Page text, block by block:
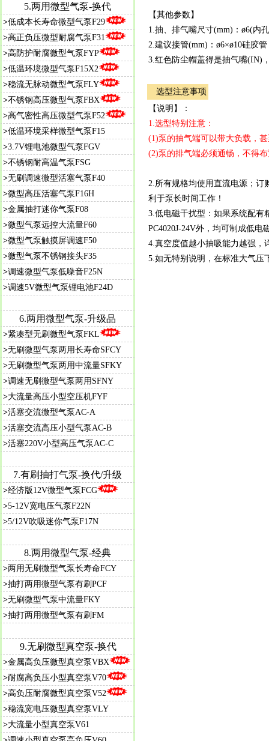
【其他参数】
1.抽、排气嘴尺寸(mm)：ø6(内
2.建议接管(mm)：ø6×ø10硅胶
3.红色防尘帽盖得是抽气嘴(IN)
选型注意事项
【说明】：
1.选型特别注意：
(1)泵的抽气端可以带大负载，
(2)泵的排气端必须通畅，不得
2.所有规格均使用直流电源；订
利于泵长时间工作！
3. 低电磁干扰型：如果系统配有
PC4020J-24V外，均可制成低
4.真空度值越小抽吸能力越强，
5.如无特别说明，在标准大气压
5.两用微型气泵-换代
>低成本长寿命微型气泵F29
>高正负压微型耐腐气泵F31
>高防护耐腐微型气泵FYP
>低温环境微型气泵F15X2
>稳流无脉动微型气泵FLY
>不锈钢高压微型气泵FBX
>高气密性高压微型气泵F52
>低温环境采样微型气泵F15
>3.7V锂电池微型气泵FGV
>不锈钢耐高温气泵FSG
>无刷调速微型活塞气泵F40
>微型高压活塞气泵F16H
>金属抽打迷你气泵F08
>微型气泵远控大流量F60
>微型气泵触摸屏调速F50
>微型气泵不锈钢接头F35
>调速微型气泵低噪音F25N
>调速5V微型气泵锂电池F24D
6.两用微型气泵-升级品
>紧凑型无刷微型气泵FKL
>无刷微型气泵两用长寿命SFCY
>无刷微型气泵两用中流量SFKY
>调速无刷微型气泵两用SFNY
>大流量高压小型空压机FYF
>活塞交流微型气泵AC-A
>活塞交流高压小型气泵AC-B
>活塞220V小型高压气泵AC-C
7.有刷抽打气泵-换代/升级
>经济版12V微型气泵FCG
>5-12V宽电压气泵F22N
>5/12V吹吸迷你气泵F17N
8.两用微型气泵-经典
>两用无刷微型气泵长寿命FCY
>抽打两用微型气泵有刷PCF
>无刷微型气泵中流量FKY
>抽打两用微型气泵有刷FM
9.无刷微型真空泵-换代
>金属高负压微型真空泵VBX
>耐腐高负压小型真空泵V70
>高负压耐腐微型真空泵V52
>稳流宽电压微型真空泵VLY
>大流量小型真空泵V61